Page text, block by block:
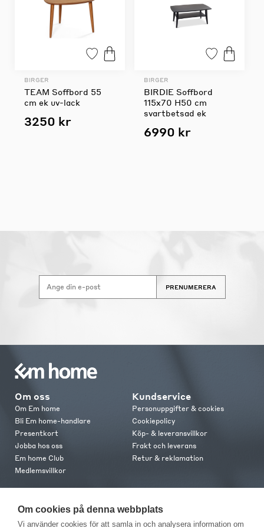
BIRGER
TEAM Soffbord 55
cm ek uv-lack
3250 kr
BIRGER
BIRDIE Soffbord
115x70 H50 cm
svartbetsad ek
6990 kr
PRENUMERERA
Om oss
Om Em home
Bli Em home-handlare
Presentkort
Jobba hos oss
Em home Club
Medlemsvillkor
Kundservice
Personuppgifter & cookies
Cookiepolicy
Köp- & leveransvillkor
Frakt och leverans
Retur & reklamation
Kontakta oss
Butiker
Om cookies på denna webbplats
Vi använder cookies för att samla in och analysera information om